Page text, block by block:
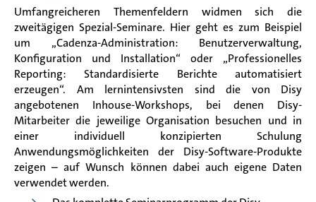
Umfangreicheren Themenfeldern widmen sich die
zweitägigen Spezial-Seminare. Hier geht es zum Beispiel
um „Cadenza-Administration: Benutzerverwaltung,
Konfiguration und Installation“ oder „Professionelles
Reporting: Standardisierte Berichte automatisiert
erzeugen“. Am lernintensivsten sind die von Disy
angebotenen Inhouse-Workshops, bei denen Disy-
Mitarbeiter die jeweilige Organisation besuchen und in
einer individuell konzipierten Schulung
Anwendungsmöglichkeiten der Disy-Software-Produkte
zeigen – auf Wunsch können dabei auch eigene Daten
verwendet werden.